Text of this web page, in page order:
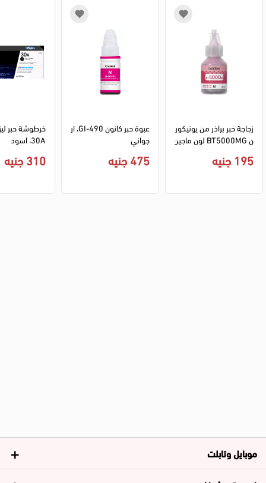
زجاجة حبر براذر من يونيكور
ن BT5000MG لون ماجين
195 جنيه
عبوة حبر كانون GI-490، ار
جواني
475 جنيه
30A، اسود
310 جنيه
موبايل وتابلت